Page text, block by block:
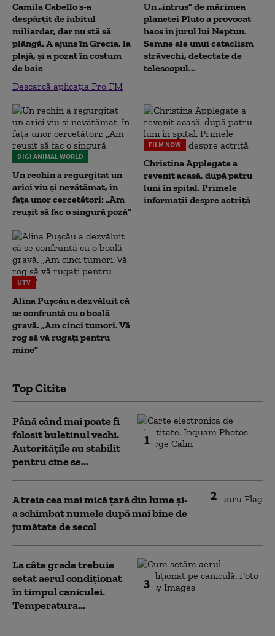
Camila Cabello s-a
despărțit de iubitul
miliardar, dar nu stă să
plângă. A ajuns în Grecia, la
plajă, și a pozat în costum
de baie
Descarcă aplicația Pro FM
Un „intrus” de mărimea
planetei Pluto a provocat
haos în jurul lui Neptun.
Semne ale unui cataclism
străvechi, detectate de
telescopul...
DIGI ANIMAL WORLD
Un rechin a regurgitat un
arici viu și nevătămat, în
fața unor cercetători: „Am
reușit să fac o singură poză”
FILM NOW
Christina Applegate a
revenit acasă, după patru
luni în spital. Primele
informații despre actriță
UTV
Alina Pușcău a dezvăluit că
se confruntă cu o boală
gravă. „Am cinci tumori. Vă
rog să vă rugați pentru
mine”
Top Citite
1
Până când mai poate fi
folosit buletinul vechi.
Autoritățile au stabilit
pentru cine se...
2
A treia cea mai mică țară din lume și-
a schimbat numele după mai bine de
jumătate de secol
3
La câte grade trebuie
setat aerul condiționat
în timpul caniculei.
Temperatura...